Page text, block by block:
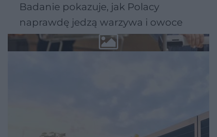
Badanie pokazuje, jak Polacy
naprawdę jedzą warzywa i owoce